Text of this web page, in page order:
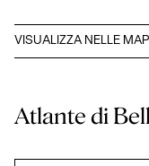
VISUALIZZA NELLE
Atlante di